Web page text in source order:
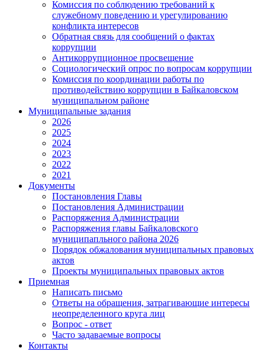
Комиссия по соблюдению требований к
служебному поведению и урегулированию
конфликта интересов
Обратная связь для сообщений о фактах
коррупции
Антикоррупционное просвещение
Социологический опрос по вопросам коррупции
Комиссия по координации работы по
противодействию коррупции в Байкаловском
муниципальном районе
Муниципальные задания
2026
2025
2024
2023
2022
2021
Документы
Постановления Главы
Постановления Администрации
Распоряжения Администрации
Распоряжения главы Байкаловского
муниципапльного района 2026
Порядок обжалования муниципальных правовых
актов
Проекты муниципальных правовых актов
Приемная
Написать письмо
Ответы на обращения, затрагивающие интересы
неопределенного круга лиц
Вопрос - ответ
Часто задаваемые вопросы
Контакты